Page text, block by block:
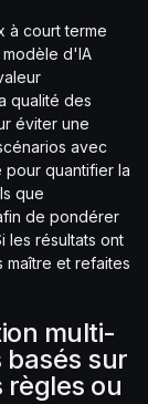
à court terme
modèle d'IA
qualité des
éviter une
avec
quantifier la
que
de pondérer
les résultats ont
et refaites
multi-
basés sur
règles ou